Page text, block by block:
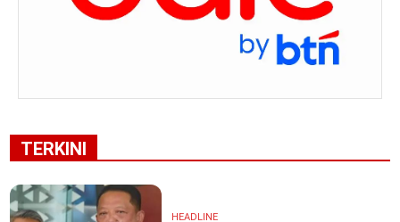
TERKINI
HEADLINE